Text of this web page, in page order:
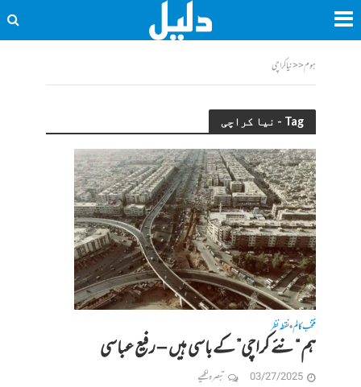
ہوم<<نیا کراچی
Tag - نیا کراچی
منتخب کالم•نقطہ نظر
ہم “نئے کراچی” کے باسی ہیں – رفیع عباسی
03/27/2025 تبصرہ لکھیے